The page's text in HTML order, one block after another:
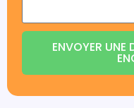
ENVOYER UNE